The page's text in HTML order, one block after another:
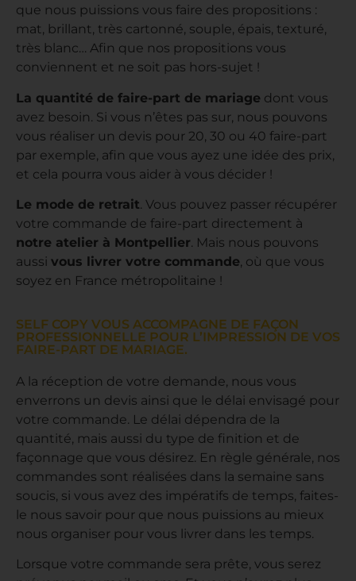
que nous puissions vous faire des propositions :
mat, brillant, très cartonné, souple, épais, texturé,
très blanc… Afin que nos propositions vous
conviennent et ne soit pas hors-sujet !
La quantité de faire-part de mariage dont vous
avez besoin. Si vous n’êtes pas sur, nous pouvons
vous réaliser un devis pour 20, 30 ou 40 faire-part
par exemple, afin que vous ayez une idée des prix,
et cela pourra vous aider à vous décider !
Le mode de retrait. Vous pouvez passer récupérer
votre commande de faire-part directement à
notre atelier à Montpellier. Mais nous pouvons
aussi vous livrer votre commande, où que vous
soyez en France métropolitaine !
SELF COPY VOUS ACCOMPAGNE DE FAÇON
PROFESSIONNELLE POUR L’IMPRESSION DE VOS
FAIRE-PART DE MARIAGE.
A la réception de votre demande, nous vous
enverrons un devis ainsi que le délai envisagé pour
votre commande. Le délai dépendra de la
quantité, mais aussi du type de finition et de
façonnage que vous désirez. En règle générale, nos
commandes sont réalisées dans la semaine sans
soucis, si vous avez des impératifs de temps, faites-
le nous savoir pour que nous puissions au mieux
nous organiser pour vous livrer dans les temps.
Lorsque votre commande sera prête, vous serez